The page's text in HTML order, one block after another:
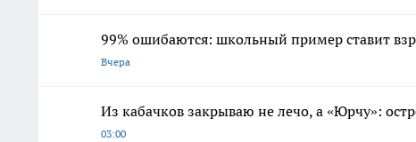
99% ошибаются: школьный пример ставит
Вчера
Из кабачков закрываю не лечо, а «Юрчу»:
03:00